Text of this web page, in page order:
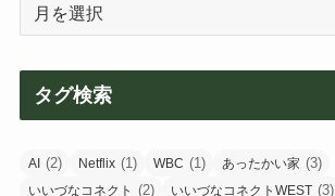
タグ検索
AI (2) Netflix (1) WBC (1) あったかい家 (3)
いいづなコネクト (2) いいづなコネクトWEST (3)